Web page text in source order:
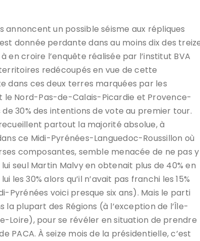
annoncent un possible séisme aux répliques
donnée perdante dans au moins dix des
en croire l’enquête réalisée par l’institut BVA
redécoupés en vue de cette
dans ces deux terres marquées par les
Nord-Pas-de-Calais-Picardie et Provence-
30% des intentions de vote au premier tour.
partout la majorité absolue, à
ce Midi-Pyrénées-Languedoc-Roussillon où
composantes, semble menacée de ne pas y
seul Martin Malvy en obtenait plus de 40% en
les 30% alors qu’il n’avait pas franchi les 15%
Pyrénées voici presque six ans). Mais le parti
la plupart des Régions (à l’exception de l’Île-
Loire), pour se révéler en situation de prendre
À seize mois de la présidentielle, c’est